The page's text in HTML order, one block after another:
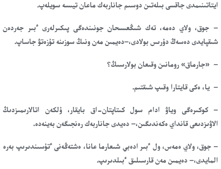
ايتاتىنىمدى جاقسى بىلەتىن دوسىم جاناربەك ماعان تيىسە سويلەپ.
– جوق، ولاي دەمە، تەك شىڭعىسحان جونىندەگى پىكىرلەرى ءبىر جەردەن
شىقپايدى دەسەڭ دۇرىس بولادى،–دەيمىن مەن ونىڭ سوزىنە تۇزەتۋ جاساپ.
– «جارماق» رومانىن وقىعان بولارسىڭ؟
– يا، ەكى قايتارا وقىپ شىقتىم.
– كوكىرەگى وياۋ ادام سول كىتاپتان-اق بايقار، ۇلكەن اتالارىمىزدىڭ
الاۋىزدىعى قانداي ەكەندىگىن،– دەيدى جاناربەك رەنجىگەن بەينەدە.
– جوق، ولاي ەمەس، ول ءبىر ادەبي شىعارما عانا، ەشتەڭەنى ءتۇسىندىرىپ بەرە
المايدى،– دەيمىن مەن قارسىلىق ءبىلدىرىپ.